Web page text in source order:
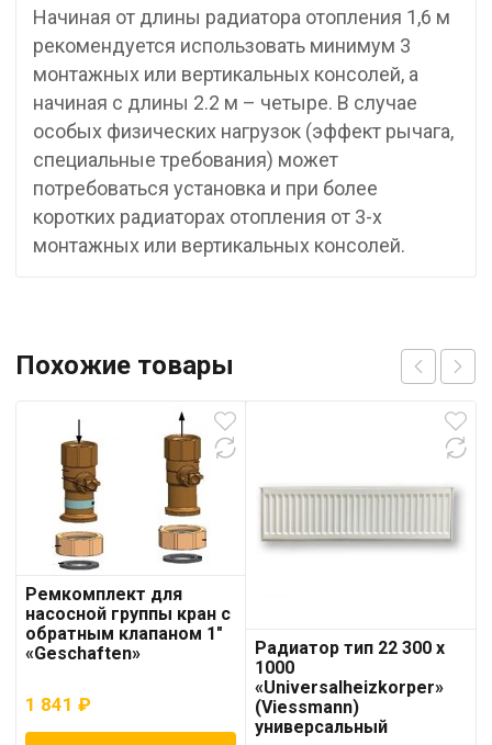
Начиная от длины радиатора отопления 1,6 м
рекомендуется использовать минимум 3
монтажных или вертикальных консолей, а
начиная с длины 2.2 м – четыре. В случае
особых физических нагрузок (эффект рычага,
специальные требования) может
потребоваться установка и при более
коротких радиаторах отопления от 3-х
монтажных или вертикальных консолей.
Похожие товары
Ремкомплект для
насосной группы кран с
обратным клапаном 1″
«Geschaften»
1 841 ₽
Радиатор тип 22 300 x
1000
«Universalheizkorper»
(Viessmann)
универсальный